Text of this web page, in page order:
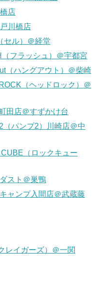
店
川橋店
セル）＠経堂
フラッシュ）＠宇都宮
（ハングアウト）＠柴崎
（ヘッドロック）＠
田店＠すずかけ台
（パンプ2）川崎店＠中
（ロックキュー
スト＠巣鴨
ャンプ入間店＠武蔵藤
レイガーズ）＠一関